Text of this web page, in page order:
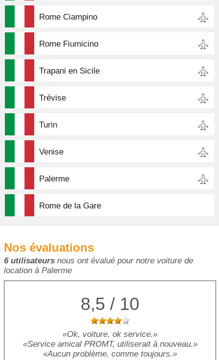
Rome Ciampino
Rome Fiumicino
Trapani en Sicile
Trévise
Turin
Venise
Palerme
Rome de la Gare
Nos évaluations
6 utilisateurs nous ont évalué pour notre voiture de
location à Palerme
8,5 / 10
Ok, voiture, ok service.
Service amical PROMT, utiliserait à nouveau.
Aucun problème, comme toujours.